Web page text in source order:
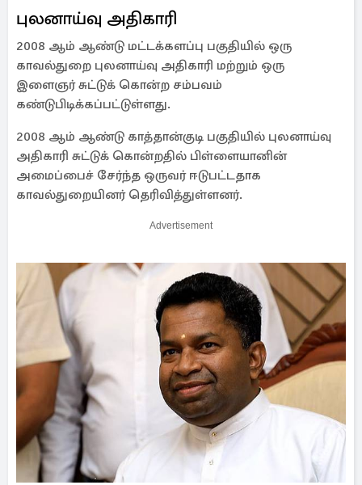
புலனாய்வு அதிகாரி
2008 ஆம் ஆண்டு மட்டக்களப்பு பகுதியில் ஒரு
காவல்துறை புலனாய்வு அதிகாரி மற்றும் ஒரு
இளைஞர் சுட்டுக் கொன்ற சம்பவம்
கண்டுபிடிக்கப்பட்டுள்ளது.
2008 ஆம் ஆண்டு காத்தான்குடி பகுதியில் புலனாய்வு
அதிகாரி சுட்டுக் கொன்றதில் பிள்ளையானின்
அமைப்பைச் சேர்ந்த ஒருவர் ஈடுபட்டதாக
காவல்துறையினர் தெரிவித்துள்ளனர்.
Advertisement